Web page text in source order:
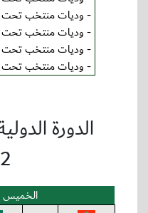
-وديات منتخب تحت 23 (2022)
-وديات منتخب تحت 23 (2023)
-وديات منتخب تحت 23 (2024)
-وديات منتخب تحت 23 (2025)
الدورة
الخميس 22-09-2022